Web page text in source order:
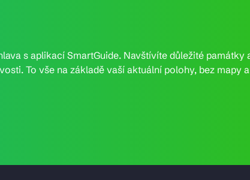
s aplikací SmartGuide. Navštívíte důležité památky
To vše na základě vaší aktuální polohy, bez mapy